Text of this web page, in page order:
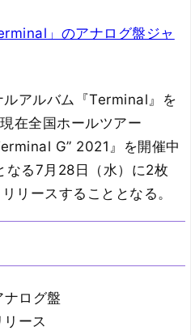
」のアナログ盤ジャ
アルバム『Terminal』を
在全国ホールツアー
G” 2021』を開催中
なる7月28日（水）に2枚
リースすることとなる。
ログ盤
ース